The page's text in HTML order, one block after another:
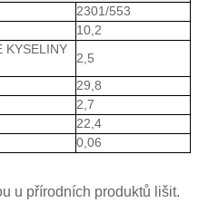
2301/553
10,2
KYSELINY
2,5
29,8
2,7
22,4
0,06
u přírodních produktů lišit.